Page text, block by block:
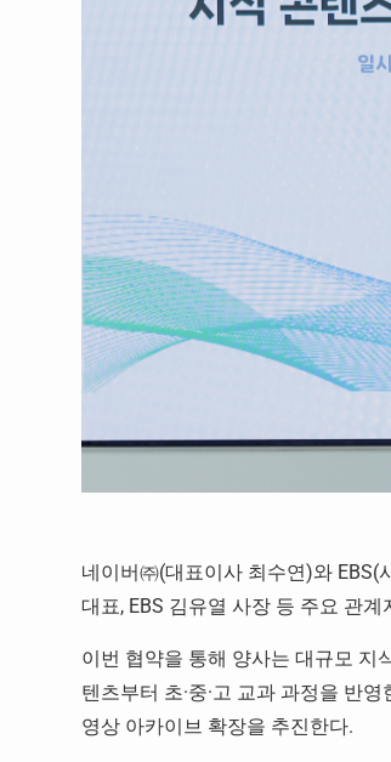
네이버㈜(대표이사 최수연)와
대표, EBS 김유열 사장 등 주요 관
이번 협약을 통해 양사는 대규모 지
텐츠부터 초·중·고 교과 과정을 반
영상 아카이브 확장을 추진한다.